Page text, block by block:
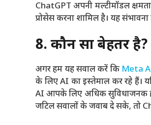
ChatGPT अपनी मल्टीमॉडल
प्रोसेस करना शामिल है। यह
8. कौन सा बेहतर है?
अगर हम यह सवाल करें कि Meta
के लिए AI का इस्तेमाल कर रहे हैं।
AI आपके लिए अधिक सुविधाजनक
जटिल सवालों के जवाब दे सके, तो